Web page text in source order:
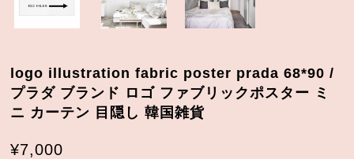
logo illustration fabric poster prada 68*90 /
プラダ ブランド ロゴ ファブリックポスター ミ
ニ カーテン 目隠し 韓国雑貨
¥7,000